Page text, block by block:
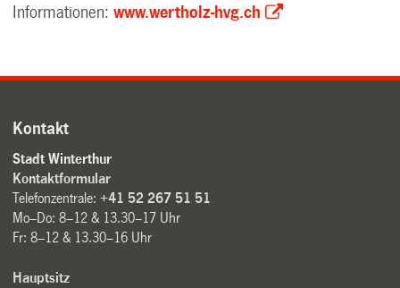
Informationen:www.wertholz-hvg.ch
Kontakt
Stadt Winterthur
Kontaktformular
Telefonzentrale:+41 52 267 51 51
Mo–Do: 8–12 & 13.30–17 Uhr
Fr: 8–12 & 13.30–16 Uhr
Hauptsitz